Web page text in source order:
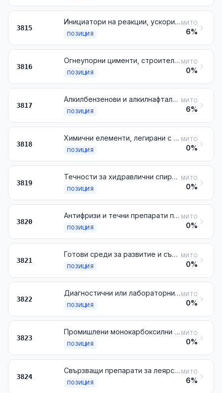
3815
Инициатори на реакции, ускорители на реакции и катализаторни препарати, неупоменати, нито включени другаде
ПОЗИЦИЯ
МИТО
6%
3816
Огнеупорни цименти, строителни разтвори, бетони и други подобни огнеупорни смеси, включително доломит, агломериран с помощта на свързващи вещества, различни от продуктите от № 3801
ПОЗИЦИЯ
МИТО
0%
3817
Алкилбензенови и алкилнафталенови смеси, различни от посочените в № 2707 или 2902
ПОЗИЦИЯ
МИТО
6%
3818
Химични елементи, легирани с оглед използването им в електрониката, под формата на дискове, пластинки или аналогични форми; химични съединения, легирани с оглед използването им в електрониката
ПОЗИЦИЯ
МИТО
0%
3819
Течности за хидравлични спирачки и други течни препарати за хидравлични трансмисии, които не съдържат нефтени масла или масла от битуминозни минерали или ги съдържат, но под 70 % тегловно
ПОЗИЦИЯ
МИТО
0%
3820
Антифризи и течни препарати против заскрежаване
ПОЗИЦИЯ
МИТО
0%
3821
Готови среди за развитие и съхранение на микроорганизми (включително вирусите и подобни организми) или растителни, човешки или животински клетки
ПОЗИЦИЯ
МИТО
0%
3822
Диагностични или лабораторни реактиви върху всякакъв носител, приготвени диагностични или лабораторни реактиви, дори представени върху носител, дори представени под формата на комплекти, различни от посочените в № 3006; сертифицирани референтни материали
ПОЗИЦИЯ
МИТО
0%
3823
Промишлени монокарбоксилни мастни киселини; масла, получени при рафиниране, съдържащи киселини; промишлени мастни алкохоли
ПОЗИЦИЯ
МИТО
0%
3824
Свързващи препарати за леярски форми или сърца; химични продукти и препарати на химическата промишленост или на други, свързани с нея промишлености (включително смесите от естествени продукти), неупоменати, нито включени другаде
ПОЗИЦИЯ
МИТО
6%